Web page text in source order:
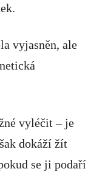
vyjasněn, ale
vyléčit – je
dokáží žít
se ji podaří